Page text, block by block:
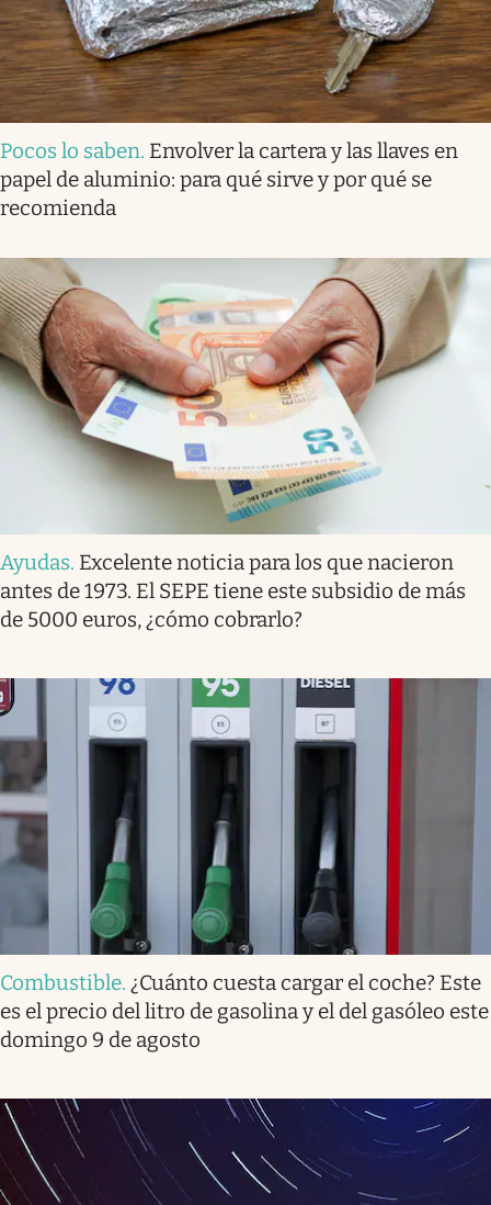
Pocos lo saben. Envolver la cartera y las llaves en
papel de aluminio: para qué sirve y por qué se
recomienda
Ayudas. Excelente noticia para los que nacieron
antes de 1973. El SEPE tiene este subsidio de más
de 5000 euros, ¿cómo cobrarlo?
Combustible. ¿Cuánto cuesta cargar el coche? Este
es el precio del litro de gasolina y el del gasóleo este
domingo 9 de agosto